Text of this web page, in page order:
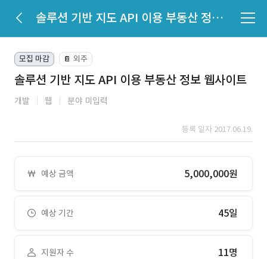
솔루션 기반 지도 API 이용 부동산 정보 웹사이트
모집 마감 📔 외주
솔루션 기반 지도 API 이용 부동산 정보 웹사이트
개발 웹 분야 미입력
등록 일자 2017.06.19.
예상 금액 5,000,000원
예상 기간 45일
지원자 수 11명